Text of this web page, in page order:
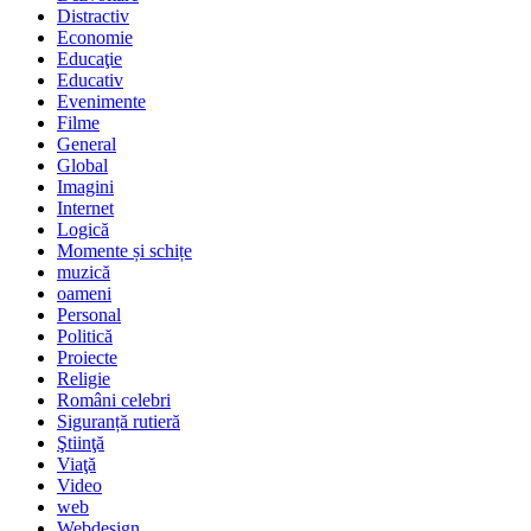
Distractiv
Economie
Educaţie
Educativ
Evenimente
Filme
General
Global
Imagini
Internet
Logică
Momente și schițe
muzică
oameni
Personal
Politică
Proiecte
Religie
Români celebri
Siguranță rutieră
Ştiinţă
Viaţă
Video
web